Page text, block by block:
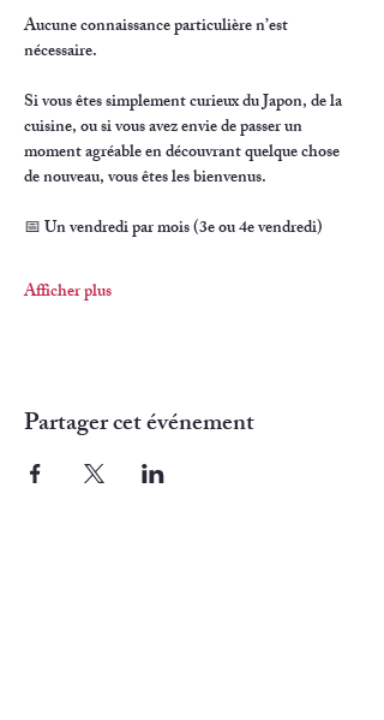
Aucune connaissance particulière n’est
nécessaire.
Si vous êtes simplement curieux du Japon, de la
cuisine, ou si vous avez envie de passer un
moment agréable en découvrant quelque chose
de nouveau, vous êtes les bienvenus.
📅 Un vendredi par mois (3e ou 4e vendredi)
Afficher plus
Partager cet événement